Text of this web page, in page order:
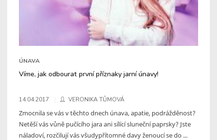
ÚNAVA
Víme, jak odbourat první příznaky jarní únavy!
14.04.2017 VERONIKA TŮMOVÁ
Zmocnila se vás v těchto dnech únava, apatie, podrážděnost?
Netěší vás vůně pučícího jara ani sílící sluneční paprsky? Jste
náladoví, rozčilují vás všudypřítomné davy ženoucí se do ...